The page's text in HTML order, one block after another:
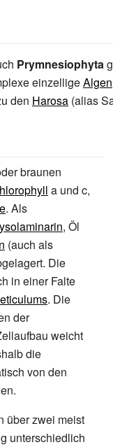
Prymnesiophyta
einzelligeAlgen
den Harosa (alias
braunen
a und c,
. Als
, Öl
(auch als
Die
in einer Falte
. Die
der
weicht
die
von den
über zwei meist
unterschiedlich